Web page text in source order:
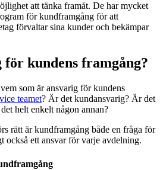
att tänka framåt. De har mycket
för kundframgång för att
förvaltar sina kunder och bekämpar
för kundens framgång?
som är ansvarig för kundens
teamet? Är det kundansvarig? Är det
helt enkelt någon annan?
rätt är kundframgång både en fråga för
också ett ansvar för varje avdelning.